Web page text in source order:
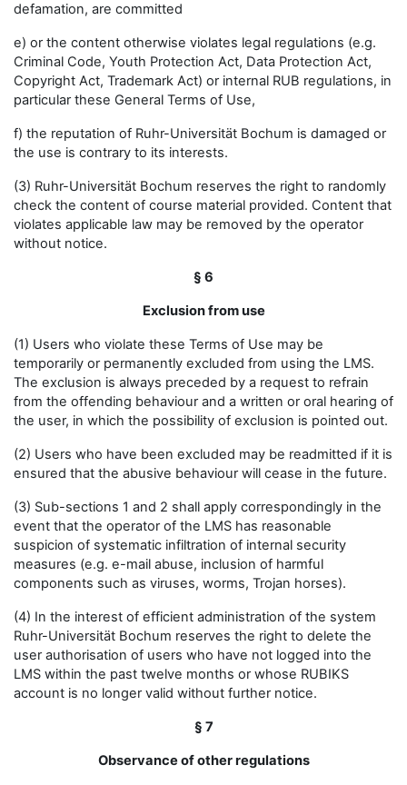
defamation, are committed
e) or the content otherwise violates legal regulations (e.g.
Criminal Code, Youth Protection Act, Data Protection Act,
Copyright Act, Trademark Act) or internal RUB regulations, in
particular these General Terms of Use,
f) the reputation of Ruhr-Universität Bochum is damaged or
the use is contrary to its interests.
(3) Ruhr-Universität Bochum reserves the right to randomly
check the content of course material provided. Content that
violates applicable law may be removed by the operator
without notice.
§ 6
Exclusion from use
(1) Users who violate these Terms of Use may be
temporarily or permanently excluded from using the LMS.
The exclusion is always preceded by a request to refrain
from the offending behaviour and a written or oral hearing of
the user, in which the possibility of exclusion is pointed out.
(2) Users who have been excluded may be readmitted if it is
ensured that the abusive behaviour will cease in the future.
(3) Sub-sections 1 and 2 shall apply correspondingly in the
event that the operator of the LMS has reasonable
suspicion of systematic infiltration of internal security
measures (e.g. e-mail abuse, inclusion of harmful
components such as viruses, worms, Trojan horses).
(4) In the interest of efficient administration of the system
Ruhr-Universität Bochum reserves the right to delete the
user authorisation of users who have not logged into the
LMS within the past twelve months or whose RUBIKS
account is no longer valid without further notice.
§ 7
Observance of other regulations